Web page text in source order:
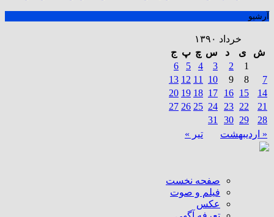
آرشیو
خرداد ۱۳۹۰
ش
ی د س چ پ ج
« اردیبهشت تیر »
1
2
3
4
5
6
7
8
9
10
11
12
13
14
15
16
17
18
19
20
21
22
23
24
25
26
27
28
29
30
31
صفحه نخست
فیلم و صوت
عکس